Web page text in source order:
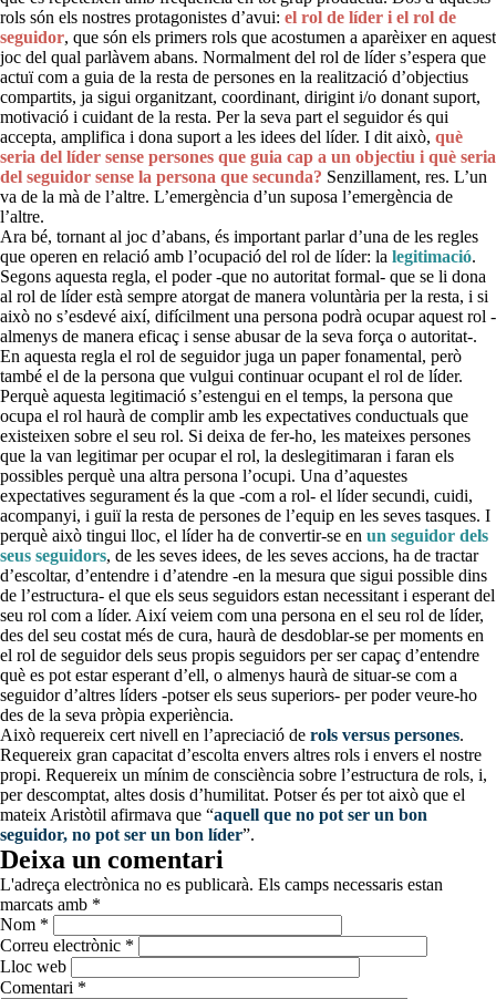
rols són els nostres protagonistes d’avui: el rol de líder i el rol de
seguidor, que són els primers rols que acostumen a aparèixer en aquest
joc del qual parlàvem abans. Normalment del rol de líder s’espera que
actuï com a guia de la resta de persones en la realització d’objectius
compartits, ja sigui organitzant, coordinant, dirigint i/o donant suport,
motivació i cuidant de la resta. Per la seva part el seguidor és qui
accepta, amplifica i dona suport a les idees del líder. I dit això, què
seria del líder sense persones que guia cap a un objectiu i què seria
del seguidor sense la persona que secunda? Senzillament, res. L’un
va de la mà de l’altre. L’emergència d’un suposa l’emergència de
l’altre.
Ara bé, tornant al joc d’abans, és important parlar d’una de les regles
que operen en relació amb l’ocupació del rol de líder: la legitimació.
Segons aquesta regla, el poder -que no autoritat formal- que se li dona
al rol de líder està sempre atorgat de manera voluntària per la resta, i si
això no s’esdevé així, difícilment una persona podrà ocupar aquest rol -
almenys de manera eficaç i sense abusar de la seva força o autoritat-.
En aquesta regla el rol de seguidor juga un paper fonamental, però
també el de la persona que vulgui continuar ocupant el rol de líder.
Perquè aquesta legitimació s’estengui en el temps, la persona que
ocupa el rol haurà de complir amb les expectatives conductuals que
existeixen sobre el seu rol. Si deixa de fer-ho, les mateixes persones
que la van legitimar per ocupar el rol, la deslegitimaran i faran els
possibles perquè una altra persona l’ocupi. Una d’aquestes
expectatives segurament és la que -com a rol- el líder secundi, cuidi,
acompanyi, i guiï la resta de persones de l’equip en les seves tasques. I
perquè això tingui lloc, el líder ha de convertir-se en un seguidor dels
seus seguidors, de les seves idees, de les seves accions, ha de tractar
d’escoltar, d’entendre i d’atendre -en la mesura que sigui possible dins
de l’estructura- el que els seus seguidors estan necessitant i esperant del
seu rol com a líder. Així veiem com una persona en el seu rol de líder,
des del seu costat més de cura, haurà de desdoblar-se per moments en
el rol de seguidor dels seus propis seguidors per ser capaç d’entendre
què es pot estar esperant d’ell, o almenys haurà de situar-se com a
seguidor d’altres líders -potser els seus superiors- per poder veure-ho
des de la seva pròpia experiència.
Això requereix cert nivell en l’apreciació de rols versus persones.
Requereix gran capacitat d’escolta envers altres rols i envers el nostre
propi. Requereix un mínim de consciència sobre l’estructura de rols, i,
per descomptat, altes dosis d’humilitat. Potser és per tot això que el
mateix Aristòtil afirmava que “aquell que no pot ser un bon
seguidor, no pot ser un bon líder”.
Deixa un comentari
L'adreça electrònica no es publicarà. Els camps necessaris estan
marcats amb *
Nom *
Correu electrònic *
Lloc web
Comentari *